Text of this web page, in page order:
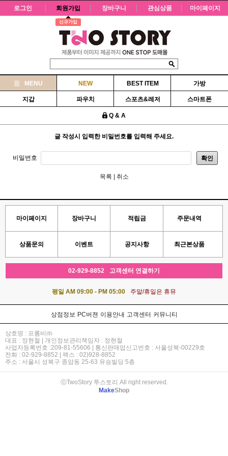
로그인 회원가입
신규가입
장바구니 관심상품 마이페이지
MENU NEW BEST ITEM 가방
지갑 파우치 스포츠&레저 스마트폰
Q & A
글 작성시 입력한 비밀번호를 입력해 주세요.
비밀번호 확인
목록 취소
마이페이지 장바구니 적립금 주문내역
상품문의 이벤트 공지사항 최근본상품
02-929-8852 고객센터 연결하기
평일 AM 09:00 - PM 05:00 주말/휴일은 휴뮤
상점정보 PC버젼 이용안내 고객센터 커뮤니티
상호명 : 프롬비㈜
대표 : 정현철 | 개인정보관리책임자 : 정현철
사업자등록번호 :209-81-55606 | 통신판매업신고번호 : 서울성북-00229호
전화 : 02-929-8852 | 팩스 : 02)928-8852
주소 : 서울시 성북구 종암동 25-63 유승빌딩 5층
ⓒTwoStory 투스토리 All right reserved.
MakeShop